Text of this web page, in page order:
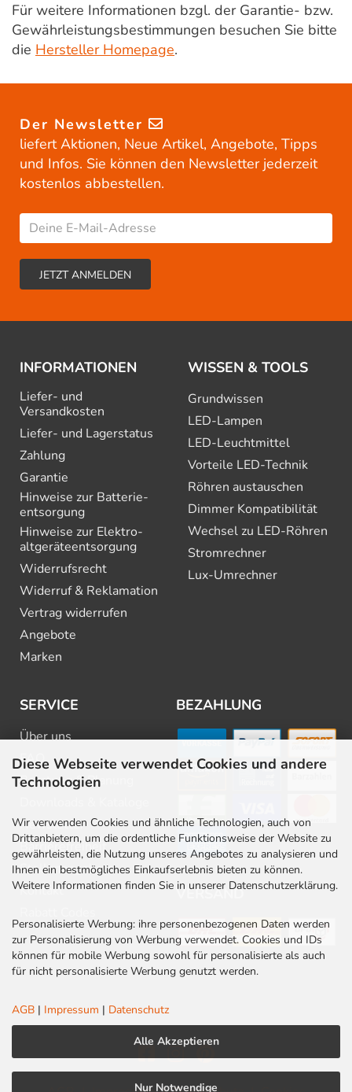
Diese Webseite verwendet Cookies und andere
Technologien
Wir verwenden Cookies und ähnliche Technologien, auch von
Drittanbietern, um die ordentliche Funktionsweise der Website zu
gewährleisten, die Nutzung unseres Angebotes zu analysieren und
Ihnen ein bestmögliches Einkaufserlebnis bieten zu können.
Weitere Informationen finden Sie in unserer Datenschutzerklärung.
Personalisierte Werbung: ihre personenbezogenen Daten werden
zur Personalisierung von Werbung verwendet. Cookies und IDs
können für mobile Werbung sowohl für personalisierte als auch
für nicht personalisierte Werbung genutzt werden.
AGB | Impressum | Datenschutz
Alle Akzeptieren
Nur Notwendige
Für weitere Informationen bzgl. der Garantie- bzw.
Gewährleistungsbestimmungen besuchen Sie bitte
die Hersteller Homepage.
Der Newsletter
liefert Aktionen, Neue Artikel, Angebote, Tipps
und Infos. Sie können den Newsletter jederzeit
kostenlos abbestellen.
INFORMATIONEN
Liefer- und
Versandkosten
Liefer- und Lagerstatus
Zahlung
Garantie
Hinweise zur Batterie­
entsorgung
Hinweise zur Elektro­
altgeräte­entsorgung
Widerrufsrecht
Widerruf & Reklamation
Vertrag widerrufen
Angebote
Marken
WISSEN & TOOLS
Grundwissen
LED-Lampen
LED-Leuchtmittel
Vorteile LED-Technik
Röhren austauschen
Dimmer Kompatibilität
Wechsel zu LED-Röhren
Stromrechner
Lux-Umrechner
SERVICE
Über uns
FAQ
Beratung & Planung
Newsletter
Barrierefreiheit
Stellenangebote
Kontakt
BEZAHLUNG
VERSAND